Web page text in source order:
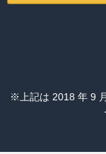
※上記は 2018 年 9